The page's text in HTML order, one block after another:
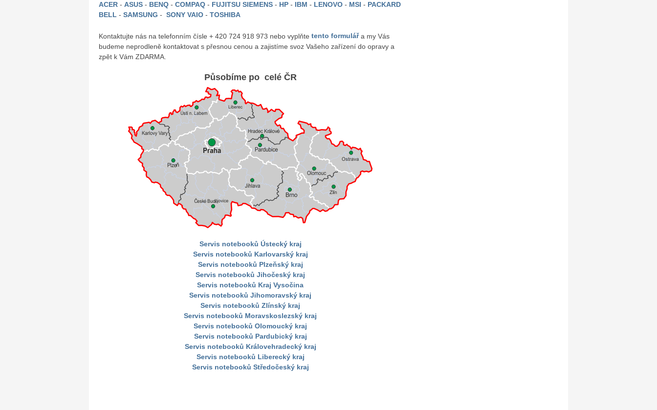
ACER - ASUS - BENQ - COMPAQ - FUJITSU SIEMENS - HP - IBM - LENOVO - MSI - PACKARD
BELL - SAMSUNG - SONY VAIO - TOSHIBA
Kontaktujte nás na telefonním čísle + 420 724 918 973 nebo vyplňte tento formulářa my Vás
budeme neprodleně kontaktovat s přesnou cenou a zajistíme svoz Vašeho zařízení do opravy a
zpět k Vám ZDARMA.
Působíme po celé ČR
Servis notebooků Ústecký kraj
Servis notebooků Karlovarský kraj
Servis notebooků Plzeňský kraj
Servis notebooků Jihočeský kraj
Servis notebooků Kraj Vysočina
Servis notebooků Jihomoravský kraj
Servis notebooků Zlínský kraj
Servis notebooků Moravskoslezský kraj
Servis notebooků Olomoucký kraj
Servis notebooků Pardubický kraj
Servis notebooků Královehradecký kraj
Servis notebooků Liberecký kraj
Servis notebooků Středočeský kraj